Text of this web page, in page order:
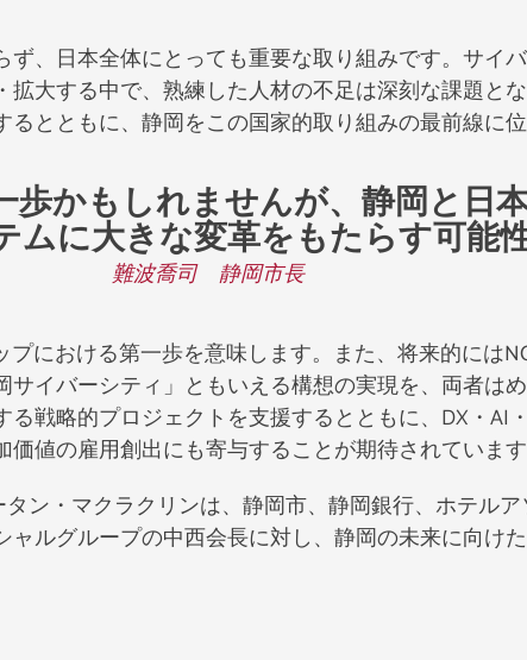
、日本全体にとっても重要な取り組みです。サイ
大する中で、熟練した人材の不足は深刻な課題と
とともに、静岡をこの国家的取り組みの最前線に
歩かもしれませんが、静岡と日
に大きな変革をもたらす可能
難波喬司 静岡市長
における第一歩を意味します。また、将来的には
イバーシティ」ともいえる構想の実現を、両者は
戦略的プロジェクトを支援するとともに、DX・AI
値の雇用創出にも寄与することが期待されています
ン・マクラクリンは、静岡市、静岡銀行、ホテル
ルグループの中西会長に対し、静岡の未来に向け